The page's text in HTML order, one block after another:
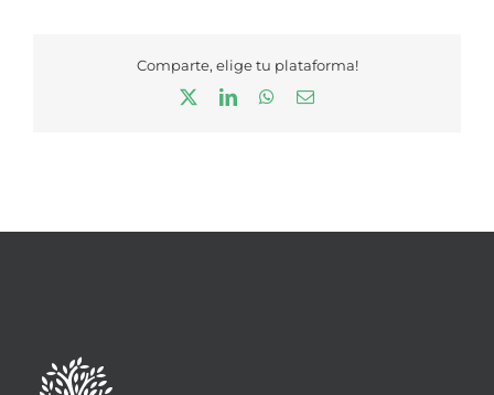
Comparte, elige tu plataforma!
LinkedInWhatsApp
Correo